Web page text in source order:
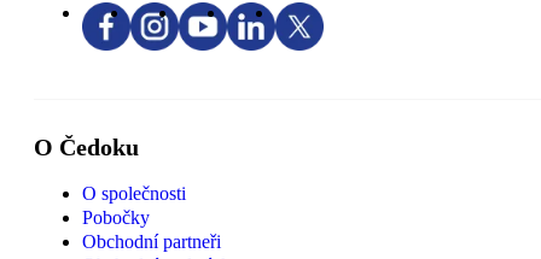
O Čedoku
O společnosti
Pobočky
Obchodní partneři